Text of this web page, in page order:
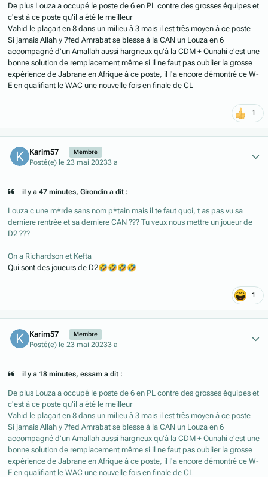
De plus Louza a occupé le poste de 6 en PL contre des grosses équipes et
c'est à ce poste qu'il a été le meilleur
Vahid le plaçait en 8 dans un milieu à 3 mais il est très moyen à ce poste
Si jamais Allah y 7fed Amrabat se blesse à la CAN un Louza en 6
accompagné d'un Amallah aussi hargneux qu'à la CDM + Ounahi c'est une
bonne solution de remplacement même si il ne faut pas oublier la grosse
expérience de Jabrane en Afrique à ce poste, il l'a encore démontré ce W-
E en qualifiant le WAC une nouvelle fois en finale de CL
1
Karim57 Membre
Posté(e) le 23 mai 20233 a
il y a 47 minutes, Girondin a dit :
Louza c une m*rde sans nom p*tain mais il te faut quoi, t as pas vu sa
derniere rentrée et sa derniere CAN ??? Tu veux nous mettre un joueur de
D2 ???
On a Richardson et Kefta
Qui sont des joueurs de D2🤣🤣🤣🤣
1
Karim57 Membre
Posté(e) le 23 mai 20233 a
il y a 18 minutes, essam a dit :
De plus Louza a occupé le poste de 6 en PL contre des grosses équipes et
c'est à ce poste qu'il a été le meilleur
Vahid le plaçait en 8 dans un milieu à 3 mais il est très moyen à ce poste
Si jamais Allah y 7fed Amrabat se blesse à la CAN un Louza en 6
accompagné d'un Amallah aussi hargneux qu'à la CDM + Ounahi c'est une
bonne solution de remplacement même si il ne faut pas oublier la grosse
expérience de Jabrane en Afrique à ce poste, il l'a encore démontré ce W-
E en qualifiant le WAC une nouvelle fois en finale de CL